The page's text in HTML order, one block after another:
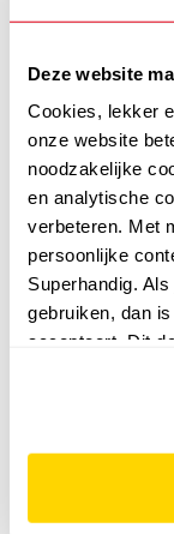
Deze website
Cookies, lekker
onze website
noodzakelijke
en analytische
verbeteren. Met
persoonlijke
Superhandig.
gebruiken, dan
accepteert. Dit
website niet